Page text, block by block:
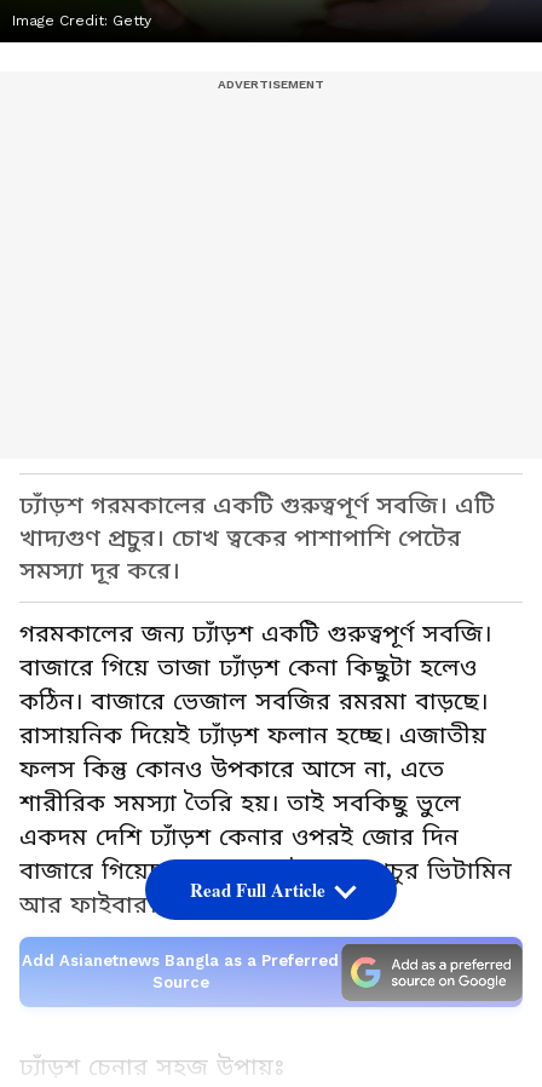
Image Credit: Getty
ঢ্যাঁড়শ গরমকালের একটি গুরুত্বপূর্ণ সবজি। এটি
খাদ্যগুণ প্রচুর। চোখ ত্বকের পাশাপাশি পেটের
সমস্যা দূর করে।
গরমকালের জন্য ঢ্যাঁড়শ একটি গুরুত্বপূর্ণ সবজি।
বাজারে গিয়ে তাজা ঢ্যাঁড়শ কেনা কিছুটা হলেও
কঠিন। বাজারে ভেজাল সবজির রমরমা বাড়ছে।
রাসায়নিক দিয়েই ঢ্যাঁড়শ ফলান হচ্ছে। এজাতীয়
ফলস কিন্তু কোনও উপকারে আসে না, এতে
শারীরিক সমস্যা তৈরি হয়। তাই সবকিছু ভুলে
একদম দেশি ঢ্যাঁড়শ কেনার ওপরই জোর দিন
বাজারে গিয়েছ। কারণ এতেই থাকে প্রচুর ভিটামিন
আর ফাইবার।
Add Asianetnews Bangla as a Preferred
Source
ঢ্যাঁড়শ চেনার সহজ উপায়ঃ
Read Full Article